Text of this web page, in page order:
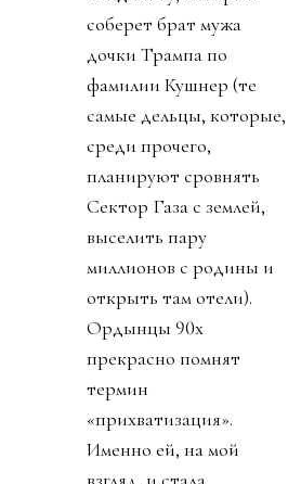
создана коммерческая
«дочка» - частный
инвестиционный фонд
FFE, который будет
“развивать” футбол по
миру. 211 федерациям
дали 53 дня принять
этот план и получить 40
миллионов долларов или
отказаться и получить 10
миллионов долларов (см.
«Подкуп и давление на
избирателей», «взятка»).
Пряником был доступ к